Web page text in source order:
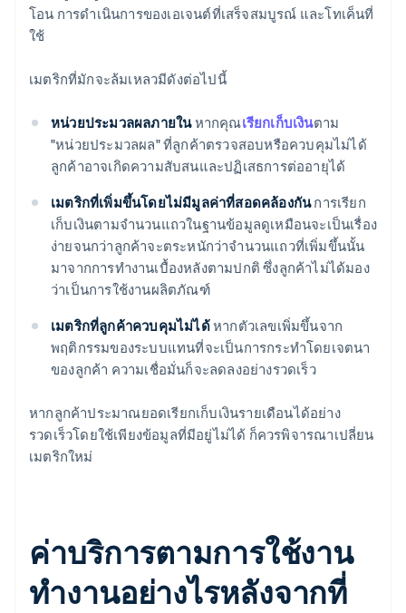
โอน การดำเนินการของเอเจนต์ที่เสร็จสมบูรณ์ และโทเค็นที่
ใช้
เมตริกที่มักจะล้มเหลวมีดังต่อไปนี้
หน่วยประมวลผลภายในหากคุณเรียกเก็บเงินตาม
"หน่วยประมวลผล" ที่ลูกค้าตรวจสอบหรือควบคุมไม่ได้
ลูกค้าอาจเกิดความสับสนและปฏิเสธการต่ออายุได้
เมตริกที่เพิ่มขึ้นโดยไม่มีมูลค่าที่สอดคล้องกันการเรียก
เก็บเงินตามจำนวนแถวในฐานข้อมูลดูเหมือนจะเป็นเรื่อง
ง่ายจนกว่าลูกค้าจะตระหนักว่าจำนวนแถวที่เพิ่มขึ้นนั้น
มาจากการทำงานเบื้องหลังตามปกติ ซึ่งลูกค้าไม่ได้มอง
ว่าเป็นการใช้งานผลิตภัณฑ์
เมตริกที่ลูกค้าควบคุมไม่ได้หากตัวเลขเพิ่มขึ้นจาก
พฤติกรรมของระบบแทนที่จะเป็นการกระทำโดยเจตนา
ของลูกค้า ความเชื่อมั่นก็จะลดลงอย่างรวดเร็ว
หากลูกค้าประมาณยอดเรียกเก็บเงินรายเดือนได้อย่าง
รวดเร็วโดยใช้เพียงข้อมูลที่มีอยู่ไม่ได้ ก็ควรพิจารณาเปลี่ยน
เมตริกใหม่
ค่าบริการตามการใช้งาน
ทำงานอย่างไรหลังจากที่